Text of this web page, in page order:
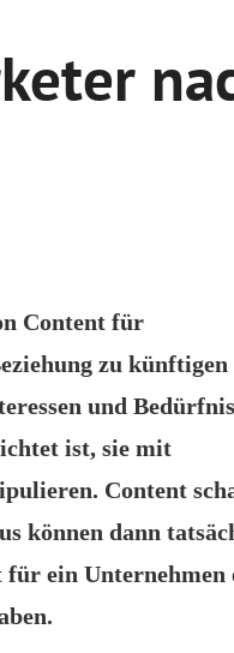
Content für
zu künftigen
und
ist, sie mit
Content
können dann
ein Unternehmen